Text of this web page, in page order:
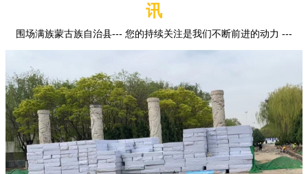
讯
围场满族蒙古族自治县--- 您的持续关注是我们不断前进的动力 ---